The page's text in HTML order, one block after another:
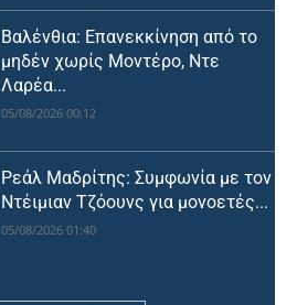
Βαλένθια: Επανεκκίνηση από το
μηδέν χωρίς Μοντέρο, Ντε
Λαρέα...
05/08/2026 00:12
Ρεάλ Μαδρίτης: Συμφωνία με τον
Ντέιμιαν Τζόουνς για μονοετές...
05/08/2026 01:40